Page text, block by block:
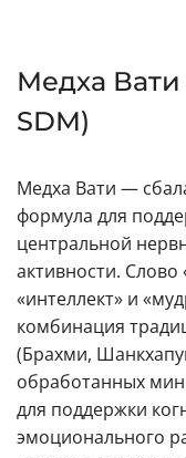
Медха Вати
SDM)
Медха Вати —
формула для
центральной
активности. Слово
«интеллект» и
комбинация
(Брахми,
обработанных
для поддержки
эмоционального